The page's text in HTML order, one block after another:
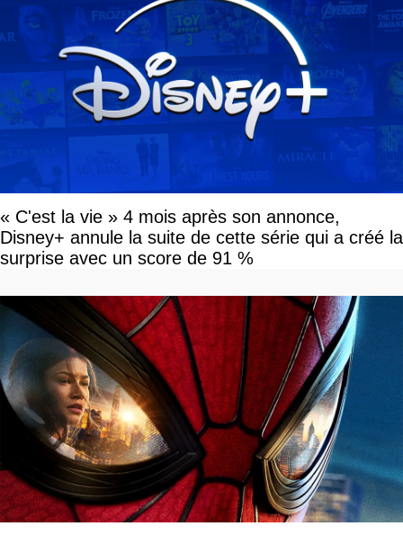
« C'est la vie » 4 mois après son annonce,
Disney+ annule la suite de cette série qui a créé la
surprise avec un score de 91 %